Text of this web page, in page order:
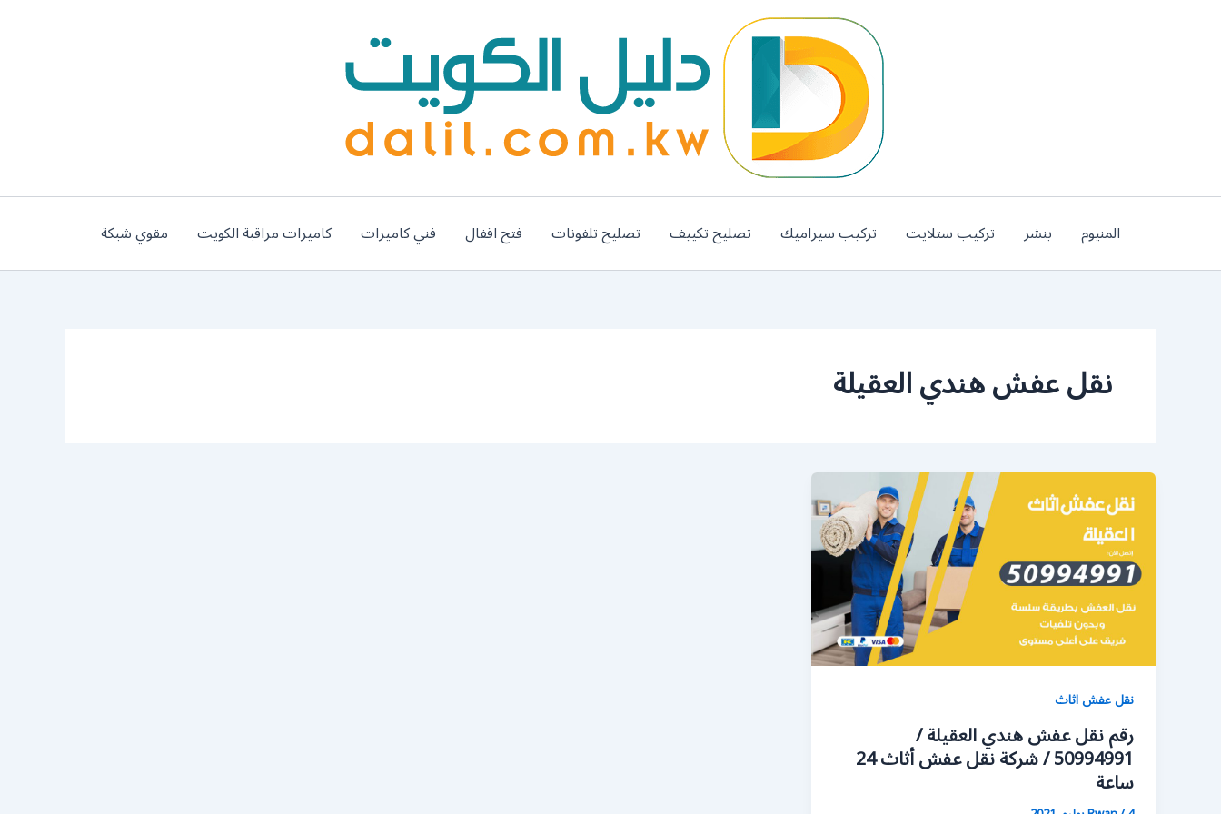
المنيوم بنشر تركيب ستلايت تركيب سيراميك تصليح تكييف تصليح تلفونات فتح اقفال فني كاميرات كاميرات مراقبة الكويت مقوي شبكة
نقل عفش هندي العقيلة
نقل عفش اثاث
رقم نقل عفش هندي العقيلة /
50994991 / شركة نقل عفش أثاث 24
ساعة